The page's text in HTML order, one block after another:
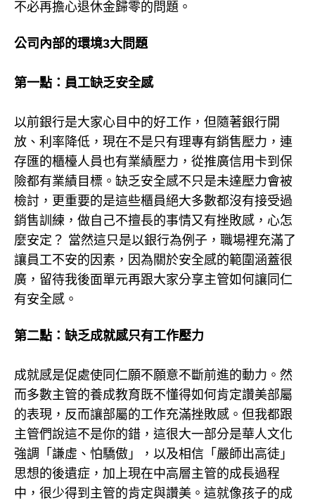
不必再擔心退休金歸零的問題。
公司內部的環境3大問題
第一點：員工缺乏安全感
以前銀行是大家心目中的好工作，但隨著銀行開
放、利率降低，現在不是只有理專有銷售壓力，連
存匯的櫃檯人員也有業績壓力，從推廣信用卡到保
險都有業績目標。缺乏安全感不只是未達壓力會被
檢討，更重要的是這些櫃員絕大多數都沒有接受過
銷售訓練，做自己不擅長的事情又有挫敗感，心怎
麼安定？ 當然這只是以銀行為例子，職場裡充滿了
讓員工不安的因素，因為關於安全感的範圍涵蓋很
廣，留待我後面單元再跟大家分享主管如何讓同仁
有安全感。
第二點：缺乏成就感只有工作壓力
成就感是促處使同仁願不願意不斷前進的動力。然
而多數主管的養成教育既不懂得如何肯定讚美部屬
的表現，反而讓部屬的工作充滿挫敗感。但我都跟
主管們說這不是你的錯，這很大一部分是華人文化
強調「謙虛、怕驕傲」，以及相信「嚴師出高徒」
思想的後遺症，加上現在中高層主管的成長過程
中，很少得到主管的肯定與讚美。這就像孩子的成